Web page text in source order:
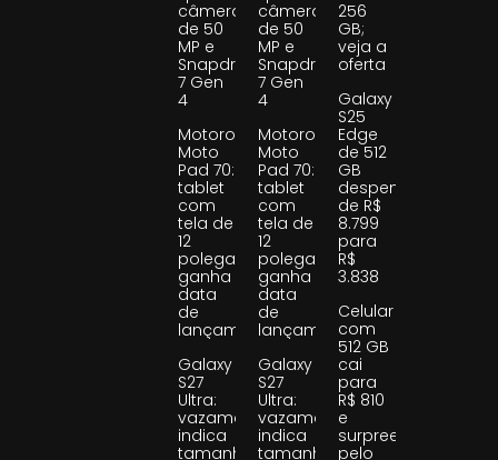
câmeras
de 50
MP e
Snapdragon
7 Gen
4
Motorola
Moto
Pad 70:
tablet
com
tela de
12
polegadas
ganha
data
de
lançamento
Galaxy
S27
Ultra:
vazamento
indica
tamanho
câmeras
de 50
MP e
Snapdragon
7 Gen
4
Motorola
Moto
Pad 70:
tablet
com
tela de
12
polegadas
ganha
data
de
lançamento
Galaxy
S27
Ultra:
vazamento
indica
tamanho
256
GB;
veja a
oferta
Galaxy
S25
Edge
de 512
GB
despenca
de R$
8.799
para
R$
3.838
Celular
com
512 GB
cai
para
R$ 810
e
surpreende
pelo